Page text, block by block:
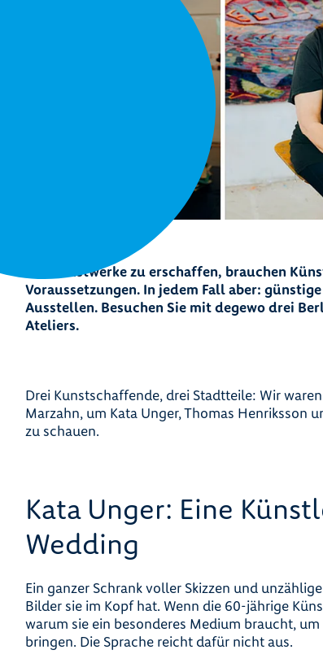
Um Kunstwerke zu erschaffen, brauchen
Voraussetzungen. In jedem Fall aber:
Ausstellen. Besuchen Sie mit degewo drei
Ateliers.
Drei Kunstschaffende, drei Stadtteile: Wir
Marzahn, um Kata Unger, Thomas Henriksson
zu schauen.
Kata Unger: Eine
Wedding
Ein ganzer Schrank voller Skizzen und
Bilder sie im Kopf hat. Wenn die 60-jährige
warum sie ein besonderes Medium braucht,
bringen. Die Sprache reicht dafür nicht aus.